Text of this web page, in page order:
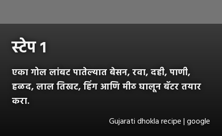
स्टेप १
एका गोल लांबट पातेल्यात बेसन, रवा, दही, पाणी,
हळद, लाल तिखट, हिंग आणि मीठ घालून बॅटर तयार
करा.
Gujarati dhokla recipe | google